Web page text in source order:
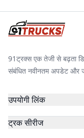
91ट्रक्स एक तेजी से बढ़ता
संबंधित नवीनतम अपडेट और
उपयोगी लिंक
ट्रक सीरीज